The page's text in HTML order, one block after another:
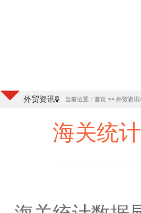
外贸资讯 当前位置： 首页 >> 外贸资讯
海关统